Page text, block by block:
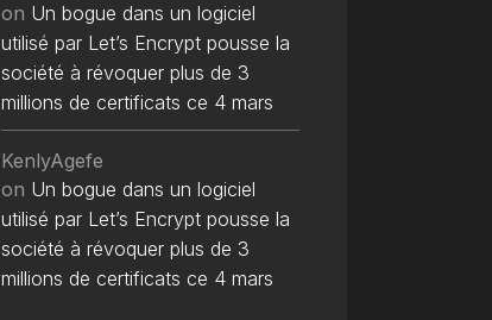
on Un bogue dans un logiciel
utilisé par Let’s Encrypt pousse la
société à révoquer plus de 3
millions de certificats ce 4 mars
KenlyAgefe
on Un bogue dans un logiciel
utilisé par Let’s Encrypt pousse la
société à révoquer plus de 3
millions de certificats ce 4 mars